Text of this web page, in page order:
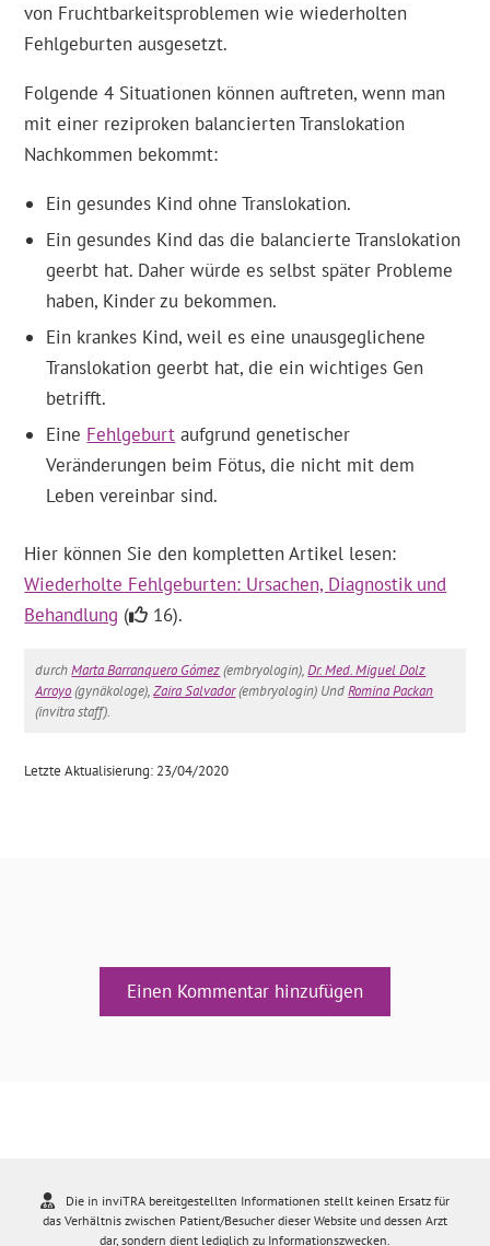
von Fruchtbarkeitsproblemen wie wiederholten
Fehlgeburten ausgesetzt.
Folgende 4 Situationen können auftreten, wenn man
mit einer reziproken balancierten Translokation
Nachkommen bekommt:
Ein gesundes Kind ohne Translokation.
Ein gesundes Kind das die balancierte Translokation
geerbt hat. Daher würde es selbst später Probleme
haben, Kinder zu bekommen.
Ein krankes Kind, weil es eine unausgeglichene
Translokation geerbt hat, die ein wichtiges Gen
betrifft.
Eine Fehlgeburt aufgrund genetischer
Veränderungen beim Fötus, die nicht mit dem
Leben vereinbar sind.
Hier können Sie den kompletten Artikel lesen:
Wiederholte Fehlgeburten: Ursachen, Diagnostik und
Behandlung ( 16).
durchMarta Barranquero Gómez(embryologin),Dr. Med. Miguel Dolz
Arroyo(gynäkologe),Zaira Salvador(embryologin) UndRomina Packan
(invitra staff).
Letzte Aktualisierung: 23/04/2020
Einen Kommentar hinzufügen
Die in inviTRA bereitgestellten Informationen stellt keinen Ersatz für
das Verhältnis zwischen Patient/Besucher dieser Website und dessen Arzt
dar, sondern dient lediglich zu Informationszwecken.